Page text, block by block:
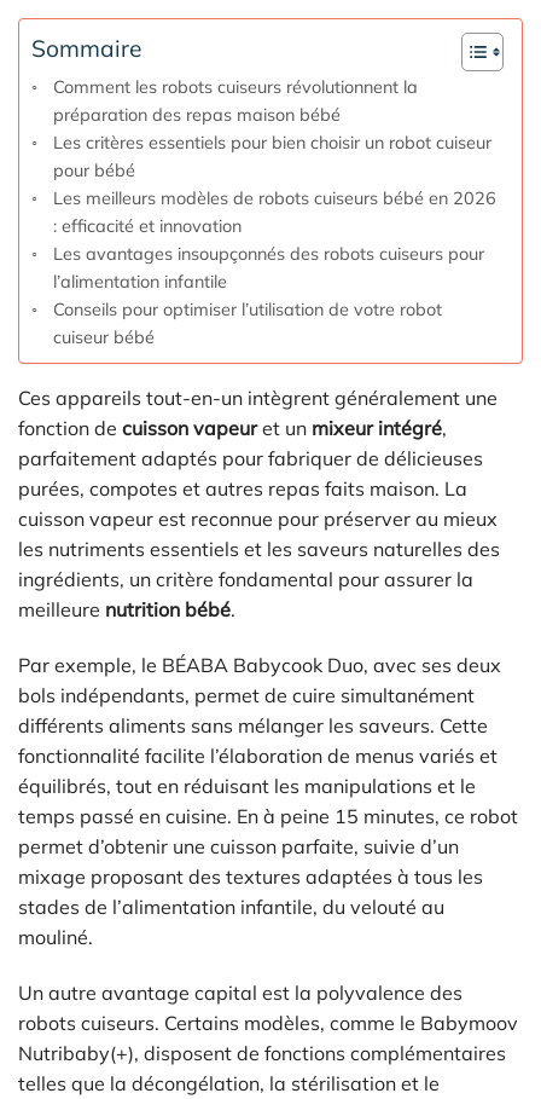
Sommaire
Comment les robots cuiseurs révolutionnent la
préparation des repas maison bébé
Les critères essentiels pour bien choisir un robot cuiseur
pour bébé
Les meilleurs modèles de robots cuiseurs bébé en 2026
: efficacité et innovation
Les avantages insoupçonnés des robots cuiseurs pour
l’alimentation infantile
Conseils pour optimiser l’utilisation de votre robot
cuiseur bébé
Ces appareils tout-en-un intègrent généralement une
fonction de cuisson vapeuret un mixeur intégré,
parfaitement adaptés pour fabriquer de délicieuses
purées, compotes et autres repas faits maison. La
cuisson vapeur est reconnue pour préserver au mieux
les nutriments essentiels et les saveurs naturelles des
ingrédients, un critère fondamental pour assurer la
meilleure nutrition bébé.
Par exemple, le BÉABA Babycook Duo, avec ses deux
bols indépendants, permet de cuire simultanément
différents aliments sans mélanger les saveurs. Cette
fonctionnalité facilite l’élaboration de menus variés et
équilibrés, tout en réduisant les manipulations et le
temps passé en cuisine. En à peine 15 minutes, ce robot
permet d’obtenir une cuisson parfaite, suivie d’un
mixage proposant des textures adaptées à tous les
stades de l’alimentation infantile, du velouté au
mouliné.
Un autre avantage capital est la polyvalence des
robots cuiseurs. Certains modèles, comme le Babymoov
Nutribaby(+), disposent de fonctions complémentaires
telles que la décongélation, la stérilisation et le